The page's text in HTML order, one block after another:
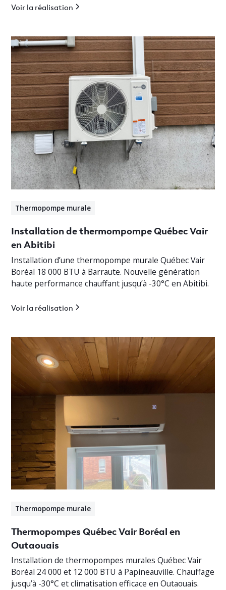
Voir la réalisation
Thermopompe murale
Installation de thermompompe Québec Vair
en Abitibi
Installation d’une thermopompe murale Québec Vair
Boréal 18 000 BTU à Barraute. Nouvelle génération
haute performance chauffant jusqu’à -30°C en Abitibi.
Voir la réalisation
Thermopompe murale
Thermopompes Québec Vair Boréal en
Outaouais
Installation de thermopompes murales Québec Vair
Boréal 24 000 et 12 000 BTU à Papineauville. Chauffage
jusqu’à -30°C et climatisation efficace en Outaouais.